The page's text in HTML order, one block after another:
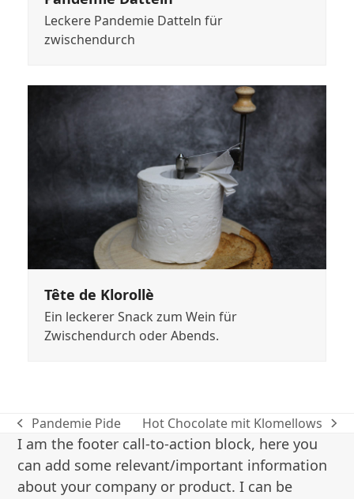
Leckere Pandemie Datteln für
zwischendurch
Tête de Klorollè
Ein leckerer Snack zum Wein für
Zwischendurch oder Abends.
vorheriger
Beitrag:
Pandemie Pide
Nächster
Beitrag:
Hot Chocolate mit Klomellows
I am the footer call-to-action block, here you
can add some relevant/important information
about your company or product. I can be